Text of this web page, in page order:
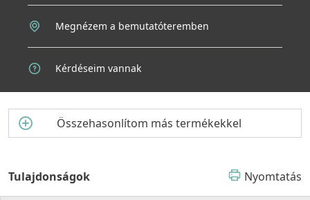
Megnézem a bemutatóteremben
Kérdéseim vannak
Összehasonlítom más termékekkel
Tulajdonságok Nyomtatás